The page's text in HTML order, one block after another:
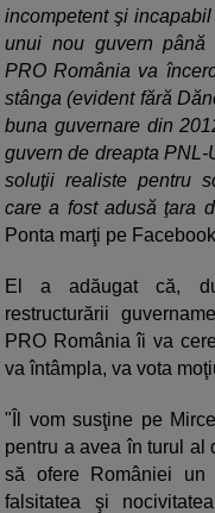
incompetent şi
unui nou guvern până
PRO România va
stânga (evident fără
buna guvernare din
guvern de dreapta
soluţii realiste pentru
care a fost adusă ţara
Ponta marţi pe
El a adăugat că,
restructurării
PRO România îi va
va întâmpla, va vota
"Îl vom susţine pe
pentru a avea în turul al
să ofere României
falsitatea şi